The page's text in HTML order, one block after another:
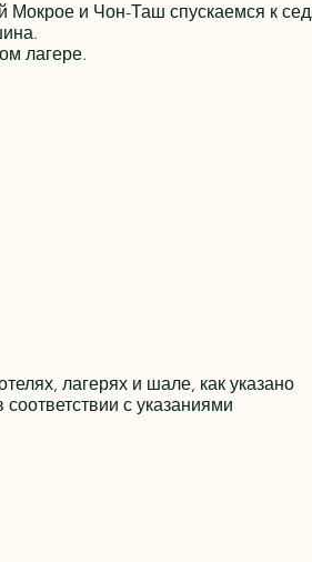
и Чон-Таш спускаемся к
лагере.
лагерях и шале, как указано
с указаниями